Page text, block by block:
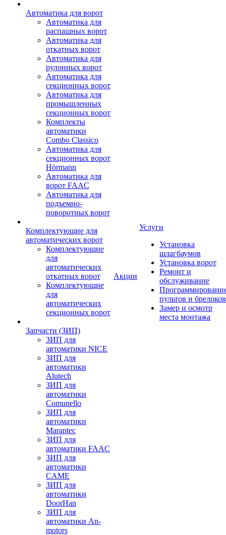
Автоматика для ворот
Автоматика для
распашных ворот
Автоматика для
откатных ворот
Автоматика для
рулонных ворот
Автоматика для
секционных ворот
Автоматика для
промышленных
секционных ворот
Комплекты
автоматики
Combo Classico
Автоматика для
секционных ворот
Hörmann
Автоматика для
ворот FAAC
Автоматика для
подъемно-
поворотных ворот
Комплектующие для
автоматических ворот
Комплектующие
для
автоматических
откатных ворот
Комплектующие
для
автоматических
секционных ворот
Запчасти (ЗИП)
ЗИП для
автоматики NICE
ЗИП для
автоматики
Alutech
ЗИП для
автоматики
Comunello
ЗИП для
автоматики
Marantec
ЗИП для
автоматики FAAC
ЗИП для
автоматики
CAME
ЗИП для
автоматики
DoorHan
ЗИП для
автоматики An-
motors
Акции
Услуги
Установка
шлагбаумов
Установка ворот
Ремонт и
обслуживание
пультов и брелоков
Замер и осмотр
места монтажа